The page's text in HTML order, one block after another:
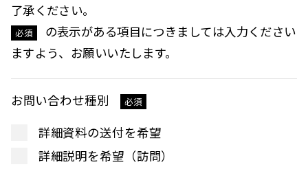
了承ください。
必須
の表示がある項目につきましては入力ください
ますよう、お願いいたします。
お問い合わせ種別 必須
詳細資料の送付を希望
詳細説明を希望（訪問）